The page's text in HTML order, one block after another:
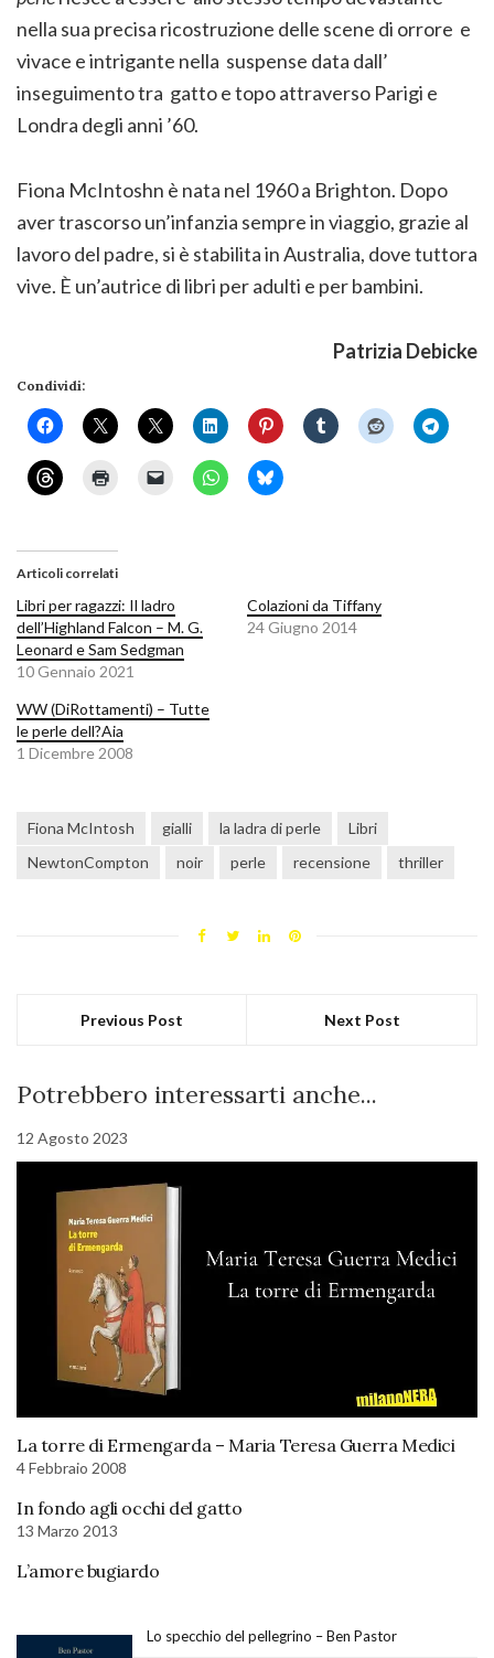
nella sua precisa ricostruzione delle scene di orrore e
vivace e intrigante nella suspense data dall’
inseguimento tra gatto e topo attraverso Parigi e
Londra degli anni ’60.
Fiona McIntoshn è nata nel 1960 a Brighton. Dopo
aver trascorso un’infanzia sempre in viaggio, grazie al
lavoro del padre, si è stabilita in Australia, dove tuttora
vive. È un’autrice di libri per adulti e per bambini.
Patrizia Debicke
Condividi:
Articoli correlati
Libri per ragazzi: Il ladro
dell’Highland Falcon – M. G.
Leonard e Sam Sedgman
10 Gennaio 2021
Colazioni da Tiffany
24 Giugno 2014
WW (DiRottamenti) – Tutte
le perle dell?Aia
1 Dicembre 2008
Fiona McIntosh gialli la ladra di perle
Libri
NewtonCompton
noir perle recensione thriller
Previous Post Next Post
Potrebbero interessarti anche...
12 Agosto 2023
La torre di Ermengarda – Maria Teresa Guerra Medici
4 Febbraio 2008
In fondo agli occhi del gatto
13 Marzo 2013
L’amore bugiardo
Lo specchio del pellegrino – Ben Pastor